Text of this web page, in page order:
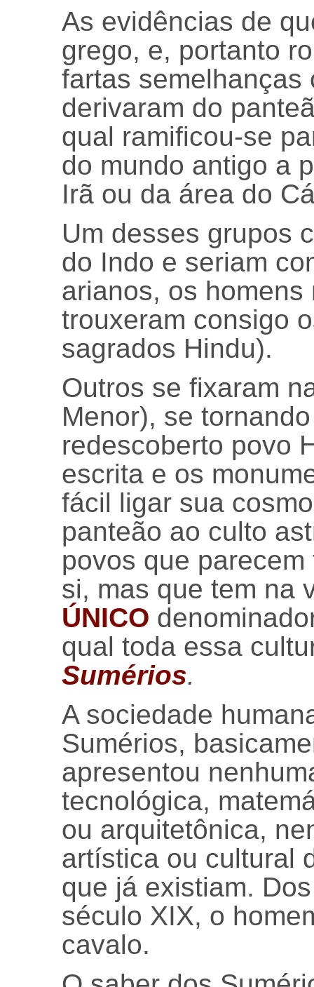
As evidências de
grego, e, portanto
fartas semelhanças
derivaram do
qual ramificou-se
do mundo antigo a
Irã ou da área do
Um desses grupos
do Indo e seriam
arianos, os homens
trouxeram consigo
sagrados Hindu).
Outros se fixaram
Menor), se
redescoberto povo
escrita e os
fácil ligar sua
panteão ao culto
povos que
si, mas que tem na
ÚNICO
qual toda essa
Sumérios.
A sociedade
Sumérios,
apresentou
tecnológica,
ou arquitetônica,
artística ou cultural
que já existiam.
século XIX, o
cavalo.